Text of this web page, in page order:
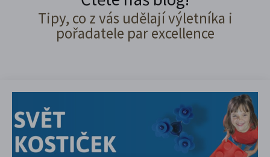
Tipy, co z vás udělají výletníka i
pořadatele par excellence